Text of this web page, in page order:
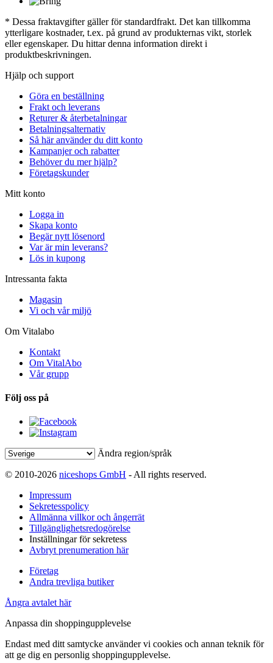
* Dessa fraktavgifter gäller för standardfrakt. Det kan tillkomma
ytterligare kostnader, t.ex. på grund av produkternas vikt, storlek
eller egenskaper. Du hittar denna information direkt i
produktbeskrivningen.
Hjälp och support
Göra en beställning
Frakt och leverans
Returer & återbetalningar
Betalningsalternativ
Så här använder du ditt konto
Kampanjer och rabatter
Behöver du mer hjälp?
Företagskunder
Mitt konto
Logga in
Skapa konto
Begär nytt lösenord
Var är min leverans?
Lös in kupong
Intressanta fakta
Magasin
Vi och vår miljö
Om Vitalabo
Kontakt
Om VitalAbo
Vår grupp
Följ oss på
Ändra region/språk
© 2010-2026 niceshops GmbH - All rights reserved.
Impressum
Sekretesspolicy
Allmänna villkor och ångerrät
Tillgänglighetsredogörelse
Inställningar för sekretess
Avbryt prenumeration här
Företag
Andra trevliga butiker
Ångra avtalet här
Anpassa din shoppingupplevelse
Endast med ditt samtycke använder vi cookies och annan teknik för
att ge dig en personlig shoppingupplevelse.